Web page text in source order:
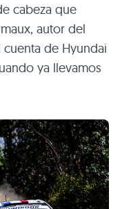
cabeza que
autor del
cuenta de Hyundai
ya llevamos